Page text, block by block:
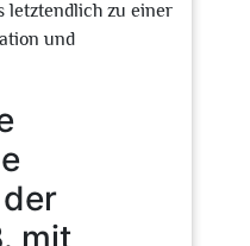
letztendlich zu einer
und
mit